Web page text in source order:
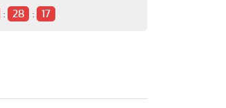
: 28 : 16